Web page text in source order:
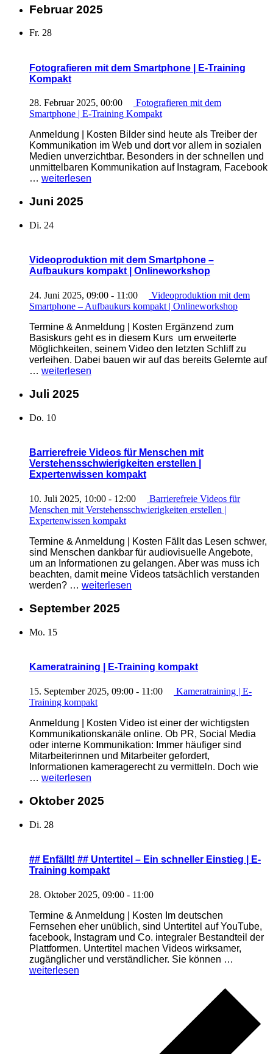
kompakt“
Februar 2025
Fr. 28
Fotografieren mit dem Smartphone | E-Training
Kompakt
28. Februar 2025, 00:00
Fotografieren mit dem
Smartphone | E-Training Kompakt
Anmeldung | Kosten Bilder sind heute als Treiber der
Kommunikation im Web und dort vor allem in sozialen
Medien unverzichtbar. Besonders in der schnellen und
unmittelbaren Kommunikation auf Instagram, Facebook
… „Fotografieren
dem
| E-
weiterlesen
Juni 2025
Di. 24
Videoproduktion mit dem Smartphone –
Aufbaukurs kompakt | Onlineworkshop
24. Juni 2025, 09:00 - 11:00
Videoproduktion mit dem
Smartphone – Aufbaukurs kompakt | Onlineworkshop
Termine & Anmeldung | Kosten Ergänzend zum
Basiskurs geht es in diesem Kurs um erweiterte
Möglichkeiten, seinem Video den letzten Schliff zu
verleihen. Dabei bauen wir auf das bereits Gelernte auf
… „Videoproduktion
dem
Onlineworkshop“
weiterlesen
Juli 2025
Do. 10
Barrierefreie Videos für Menschen mit
Verstehensschwierigkeiten erstellen |
Expertenwissen kompakt
10. Juli 2025, 10:00 - 12:00
Barrierefreie Videos für
Menschen mit Verstehensschwierigkeiten erstellen |
Expertenwissen kompakt
Termine & Anmeldung | Kosten Fällt das Lesen schwer,
sind Menschen dankbar für audiovisuelle Angebote,
um an Informationen zu gelangen. Aber was muss ich
beachten, damit meine Videos tatsächlich verstanden
werden? … „Barrierefreie
für
Expertenwissen
weiterlesen
September 2025
Mo. 15
Kameratraining | E-Training kompakt
15. September 2025, 09:00 - 11:00
Kameratraining | E-
Training kompakt
Anmeldung | Kosten Video ist einer der wichtigsten
Kommunikationskanäle online. Ob PR, Social Media
oder interne Kommunikation: Immer häufiger sind
Mitarbeiterinnen und Mitarbeiter gefordert,
Informationen kameragerecht zu vermitteln. Doch wie
… „Kameratraining
E-
kompakt“
weiterlesen
Oktober 2025
Di. 28
## Enfällt! ## Untertitel – Ein schneller Einstieg | E-
Training kompakt
28. Oktober 2025, 09:00 - 11:00
Termine & Anmeldung | Kosten Im deutschen
Fernsehen eher unüblich, sind Untertitel auf YouTube,
facebook, Instagram und Co. integraler Bestandteil der
Plattformen. Untertitel machen Videos wirksamer,
zugänglicher und verständlicher. Sie können …
–
Ein
schneller
Einstieg
| E-
weiterlesen